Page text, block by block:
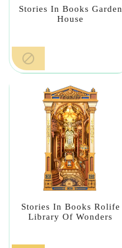
Stories In Books Garden
House

Stories In Books Rolife
Library Of Wonders